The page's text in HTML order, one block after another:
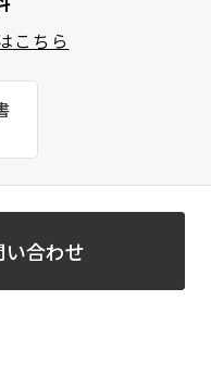
こちら
合わせ